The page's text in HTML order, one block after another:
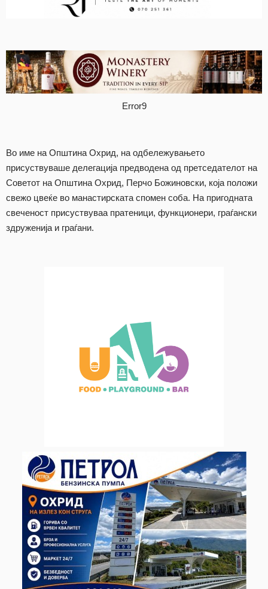
Error9
Во име на Општина Охрид, на одбележувањето
присуствуваше делегација предводена од претседателот на
Советот на Општина Охрид, Перчо Божиновски, која положи
свежо цвеќе во манастирската спомен соба. На пригодната
свеченост присуствуваа пратеници, функционери, граѓански
здруженија и граѓани.